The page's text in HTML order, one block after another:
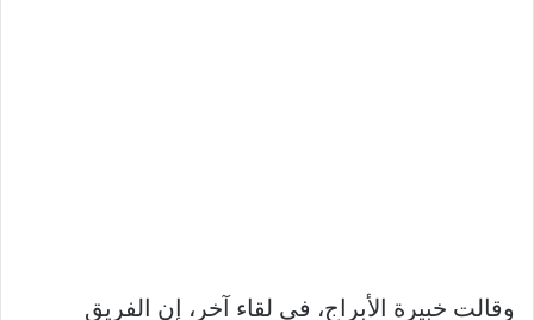
وقالت خبيرة الأبراج، في لقاء آخر، إن الفريق